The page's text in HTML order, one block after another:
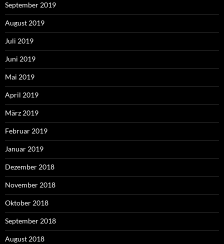
September 2019
August 2019
Juli 2019
Juni 2019
Mai 2019
April 2019
März 2019
Februar 2019
Januar 2019
Dezember 2018
November 2018
Oktober 2018
September 2018
August 2018